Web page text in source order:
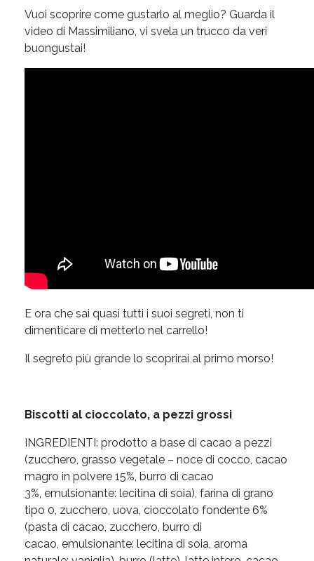
Vuoi scoprire come gustarlo al meglio? Guarda il
video di Massimiliano, vi svela un trucco da veri
buongustai!
E ora che sai quasi tutti i suoi segreti, non ti
dimenticare di metterlo nel carrello!
Il segreto più grande lo scoprirai al primo morso!
Biscotti al cioccolato, a pezzi grossi
INGREDIENTI: prodotto a base di cacao a pezzi
(zucchero, grasso vegetale – noce di cocco, cacao
magro in polvere 15%, burro di cacao
3%, emulsionante: lecitina di soia), farina di grano
tipo 0, zucchero, uova, cioccolato fondente 6%
(pasta di cacao, zucchero, burro di
cacao, emulsionante: lecitina di soia, aroma